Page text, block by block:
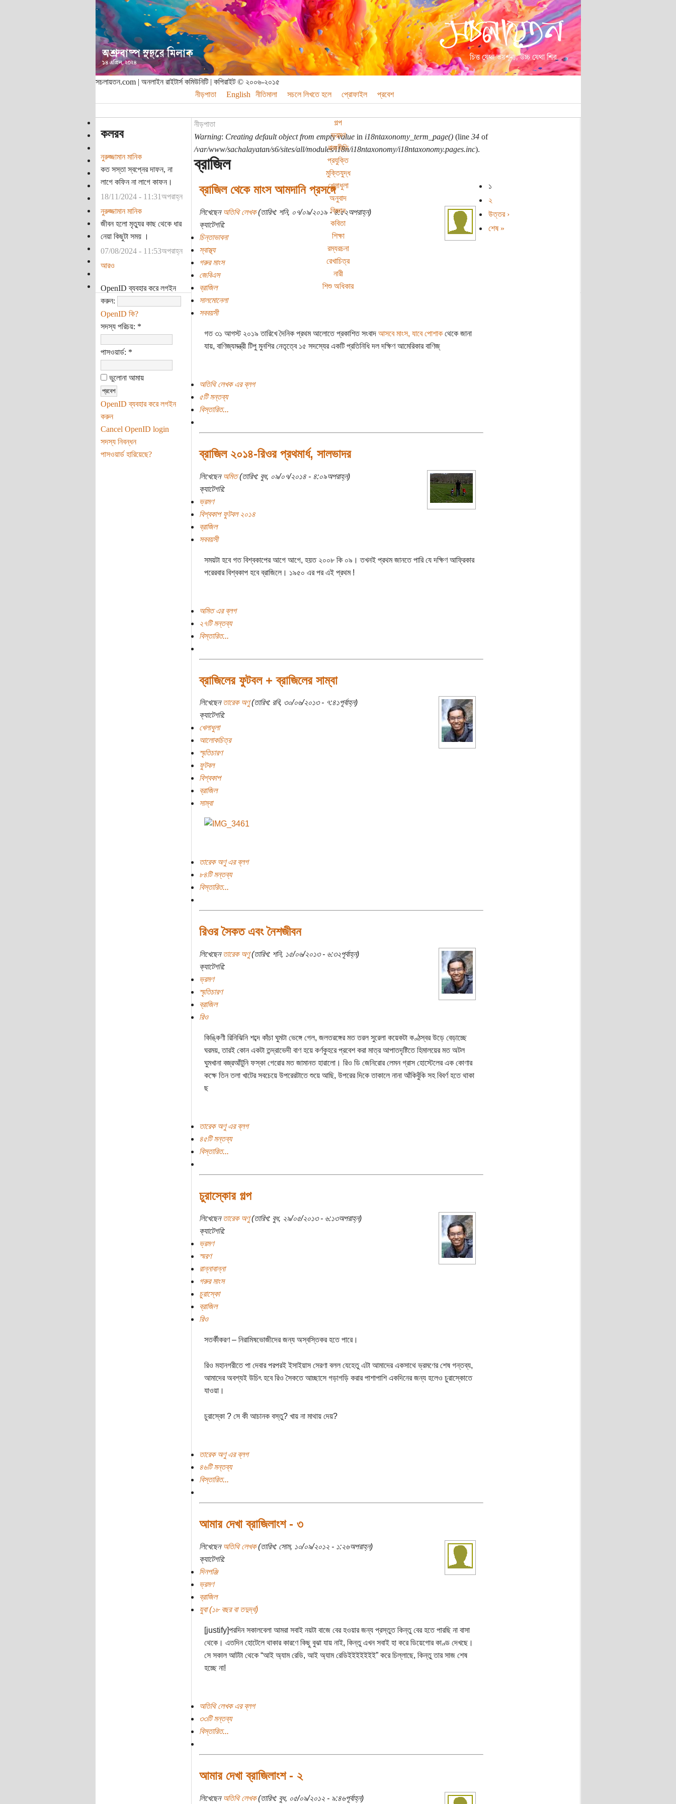
সচলায়তন.com | অনলাইন রাইটার্স কমিউনিটি | কপিরাইট © ২০০৬-২০১৫
নীড়পাতা
English নীতিমালা সচলে লিখতে হলে প্রোফাইল প্রবেশ
গল্প
ভ্রমণ
রাজনীতি
প্রযুক্তি
মুক্তিযুদ্ধ
খেলাধুলা
অনুবাদ
বিজ্ঞান
কবিতা
শিক্ষা
রম্যরচনা
রেখাচিত্র
নারী
শিশু অধিকার
কলরব
নুরুজ্জামান মানিক
কত সস্তা স্বপ্নের দাফন, না
লাগে কফিন না লাগে কাফন।
18/11/2024 - 11:31অপরাহ্ন
নুরুজ্জামান মানিক
জীবন হলো মৃত্যুর কাছ থেকে ধার
নেয়া কিছুটা সময় ।
07/08/2024 - 11:53অপরাহ্ন
আরও
OpenID ব্যবহার করে লগইন
করুন:
OpenID কি?
সদস্য পরিচয়: *
পাসওয়ার্ড: *
ভুলোনা আমায়
OpenID ব্যবহার করে লগইন
করুন
Cancel OpenID login
সদস্য নিবন্ধন
পাসওয়ার্ড হারিয়েছে?
নীড়পাতা
Warning: Creating default object from empty valuein i18ntaxonomy_term_page()(line 34of
/var/www/sachalayatan/s6/sites/all/modules/i18n/i18ntaxonomy/i18ntaxonomy.pages.inc).
ব্রাজিল
ব্রাজিল থেকে মাংস আমদানি প্রসঙ্গে
লিখেছেনঅতিথি লেখক(তারিখ: শনি, ০৭/০৯/২০১৯ - ৪:৫২অপরাহ্ন)
ক্যাটেগরি:
চিন্তাভাবনা
স্বাস্থ্য
গরুর মাংস
জেবিএস
ব্রাজিল
সালমোনেলা
সববয়সী
গত ৩১ আগস্ট ২০১৯ তারিখে দৈনিক প্রথম আলোতে প্রকাশিত সংবাদ আসবে মাংস, যাবে পোশাকথেকে জানা
যায়, বাণিজ্যমন্ত্রী টিপু মুনশির নেতৃত্বে ১৫ সদস্যের একটি প্রতিনিধি দল দক্ষিণ আমেরিকার বাণিজ্
অতিথি লেখক এর ব্লগ
৫টি মন্তব্য
বিস্তারিত...
ব্রাজিল ২০১৪-রিওর প্রথমার্ধ, সালভাদর
লিখেছেনঅমিত(তারিখ: বুধ, ০৯/০৭/২০১৪ - ৪:০৯অপরাহ্ন)
ক্যাটেগরি:
ভ্রমণ
বিশ্বকাপ ফুটবল ২০১৪
ব্রাজিল
সববয়সী
সময়টা হবে গত বিশ্বকাপের আগে আগে, হয়ত ২০০৮ কি ০৯। তখনই প্রথম জানতে পারি যে দক্ষিণ আফ্রিকার
পরেরবার বিশ্বকাপ হবে ব্রাজিলে। ১৯৫০ এর পর এই প্রথম !
অমিত এর ব্লগ
২৭টি মন্তব্য
বিস্তারিত...
ব্রাজিলের ফুটবল + ব্রাজিলের সাম্বা
লিখেছেনতারেক অণু(তারিখ: রবি, ৩০/০৬/২০১৩ - ৭:৪১পূর্বাহ্ন)
ক্যাটেগরি:
খেলাধুলা
আলোকচিত্র
স্মৃতিচারণ
ফুটবল
বিশ্বকাপ
ব্রাজিল
সাম্বা
তারেক অণু এর ব্লগ
৮৪টি মন্তব্য
বিস্তারিত...
রিওর সৈকত এবং নৈশজীবন
লিখেছেনতারেক অণু(তারিখ: শনি, ১৫/০৬/২০১৩ - ৬:৩২পূর্বাহ্ন)
ক্যাটেগরি:
ভ্রমণ
স্মৃতিচারণ
ব্রাজিল
রিও
কিঙ্কিণী রিনিঝিনি শব্দে কাঁচা ঘুমটা ভেঙ্গে গেল, জলতরঙ্গের মত তরল সুরেলা কয়েকটা কণ্ঠস্বর উড়ে বেড়াচ্ছে
ঘরময়, তারই কোন একটা তন্দ্রাভেদী বাণ হয়ে কর্ণকুহরে প্রবেশ করা মাত্র আপাতদৃষ্টিতে হিমালয়ের মত অটল
ঘুমখানা বজ্রআঁটুনি ফস্কা গেরোর মত জামানত হারালো। রিও ডি জেনিরোর লেমন গ্রাস হোস্টেলের এক কোণার
কক্ষে তিন তলা খাটের সবচেয়ে উপরেরটাতে শুয়ে আছি, উপরের দিকে তাকালে নানা আঁকিবুঁকি সহ বিবর্ণ হতে থাকা
ছ
তারেক অণু এর ব্লগ
৪৫টি মন্তব্য
বিস্তারিত...
চুরাস্কোর গল্প
লিখেছেনতারেক অণু(তারিখ: বুধ, ২৯/০৫/২০১৩ - ৬:১৩অপরাহ্ন)
ক্যাটেগরি:
ভ্রমণ
স্মরণ
রান্নাবান্না
গরুর মাংস
চুরাস্কো
ব্রাজিল
রিও
সতর্কীকরণ – নিরামিষভোজীদের জন্য অস্বস্তিকর হতে পারে।
রিও মহানগরীতে পা দেবার পরপরই ইসাইয়াস সেরণা বলল যেহেতু এটা আমাদের একসাথে ভ্রমণের শেষ গন্তব্য,
আমাদের অবশ্যই উচিৎ হবে রিও সৈকতে আচ্ছাসে গড়াগড়ি করার পাশাপাশি একদিনের জন্য হলেও চুরাস্কোতে
যাওয়া।
চুরাস্কো ? সে কী আচানক বস্তু? খায় না মাথায় দেয়?
তারেক অণু এর ব্লগ
৪৬টি মন্তব্য
বিস্তারিত...
আমার দেখা ব্রাজিলাংশ - ৩
লিখেছেনঅতিথি লেখক(তারিখ: সোম, ১০/০৯/২০১২ - ১:২৬অপরাহ্ন)
ক্যাটেগরি:
দিনপঞ্জি
ভ্রমণ
ব্রাজিল
যুবা (১৮ বছর বা তদুর্দ্ধ)
[justify]পরদিন সকালবেলা আমরা সবাই নয়টা বাজে বের হওয়ার জন্য প্রস্তুত কিন্তু বের হতে পারছি না বাসা
থেকে। এতদিন হোটেলে থাকার কারণে কিছু বুঝা যায় নাই, কিন্তু এখন সবাই হা করে ডিয়েগোর কাণ্ড দেখছে।
সে সকাল আটটা থেকে “আই অ্যাম রেডি, আই অ্যাম রেডিইইইইইইই” করে চিল্লাছে, কিন্তু তার সাজ শেষ
হচ্ছে না!
অতিথি লেখক এর ব্লগ
৩৩টি মন্তব্য
বিস্তারিত...
আমার দেখা ব্রাজিলাংশ - ২
লিখেছেনঅতিথি লেখক(তারিখ: বুধ, ০৫/০৯/২০১২ - ৯:৪৬পূর্বাহ্ন)
১
২
উত্তর ›
শেষ »